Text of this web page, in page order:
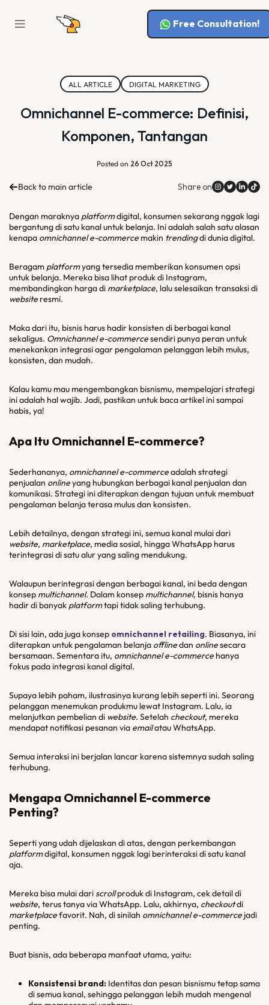
Free Consultation!
ALL ARTICLE DIGITAL MARKETING
Omnichannel E-commerce: Definisi,
Komponen, Tantangan
Posted on 26 Oct 2025
Back to main article Share on
Dengan maraknya platformdigital, konsumen sekarang nggak lagi
bergantung di satu kanal untuk belanja. Ini adalah salah satu alasan
kenapa omnichannel e-commerce makin trendingdi dunia digital.
Beragam platformyang tersedia memberikan konsumen opsi
untuk belanja. Mereka bisa lihat produk di Instagram,
membandingkan harga di marketplace, lalu selesaikan transaksi di
website resmi.
Maka dari itu, bisnis harus hadir konsisten di berbagai kanal
sekaligus. Omnichannel e-commercesendiri punya peran untuk
menekankan integrasi agar pengalaman pelanggan lebih mulus,
konsisten, dan mudah.
Kalau kamu mau mengembangkan bisnismu, mempelajari strategi
ini adalah hal wajib. Jadi, pastikan untuk baca artikel ini sampai
habis, ya!
Apa Itu Omnichannel E-commerce?
Sederhananya, omnichannel e-commerceadalah strategi
penjualan onlineyang hubungkan berbagai kanal penjualan dan
komunikasi. Strategi ini diterapkan dengan tujuan untuk membuat
pengalaman belanja terasa mulus dan konsisten.
Lebih detailnya, dengan strategi ini, semua kanal mulai dari
website, marketplace, media sosial, hingga WhatsApp harus
terintegrasi di satu alur yang saling mendukung.
Walaupun berintegrasi dengan berbagai kanal, ini beda dengan
konsep multichannel. Dalam konsep multichannel, bisnis hanya
hadir di banyak platformtapi tidak saling terhubung.
Di sisi lain, ada juga konsep omnichannel retailing. Biasanya, ini
diterapkan untuk pengalaman belanja offlinedan onlinesecara
bersamaan. Sementara itu, omnichannel e-commerce hanya
fokus pada integrasi kanal digital.
Supaya lebih paham, ilustrasinya kurang lebih seperti ini. Seorang
pelanggan menemukan produkmu lewat Instagram. Lalu, ia
melanjutkan pembelian di website. Setelah checkout, mereka
mendapat notifikasi pesanan via emailatau WhatsApp.
Semua interaksi ini berjalan lancar karena sistemnya sudah saling
terhubung.
Mengapa Omnichannel E-commerce
Penting?
Seperti yang udah dijelaskan di atas, dengan perkembangan
platformdigital, konsumen nggak lagi berinteraksi di satu kanal
aja.
Mereka bisa mulai dari scrollproduk di Instagram, cek detail di
website, terus tanya via WhatsApp. Lalu, akhirnya, checkoutdi
marketplacefavorit. Nah, di sinilah omnichannel e-commerce jadi
penting.
Buat bisnis, ada beberapa manfaat utama, yaitu:
Konsistensi brand: Identitas dan pesan bisnismu tetap sama
di semua kanal, sehingga pelanggan lebih mudah mengenal